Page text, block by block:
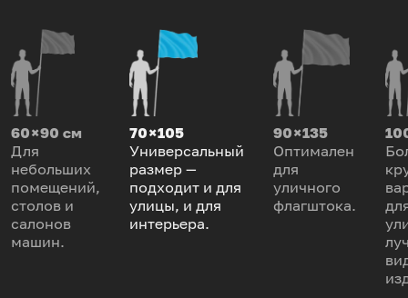
60 × 90 см
Для
небольших
помещений,
столов и
салонов
машин.
70 × 105
Универсальный
размер —
подходит и для
улицы, и для
интерьера.
90 × 135
Оптимален
для
уличного
флагштока.